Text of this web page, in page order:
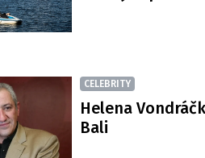
CELEBRITY
Helena
Bali